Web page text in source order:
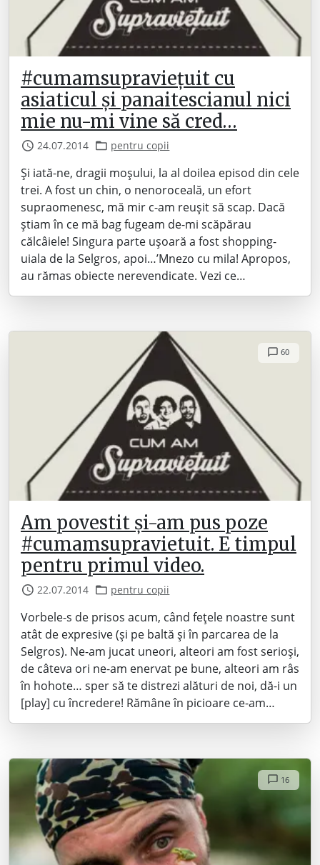
#cumamsupraviețuit cu
asiaticul și panaitescianul nici
mie nu-mi vine să cred…
24.07.2014 pentru copii
Și iată-ne, dragii moșului, la al doilea episod din cele
trei. A fost un chin, o nenoroceală, un efort
supraomenesc, mă mir c-am reușit să scap. Dacă
știam în ce mă bag fugeam de-mi scăpărau
călcâiele! Singura parte ușoară a fost shopping-
uiala de la Selgros, apoi…’Mnezo cu mila! Apropos,
au rămas obiecte nerevendicate. Vezi ce…
60
Am povestit și-am pus poze
#cumamsupravietuit. E timpul
pentru primul video.
22.07.2014 pentru copii
Vorbele-s de prisos acum, când fețele noastre sunt
atât de expresive (și pe baltă și în parcarea de la
Selgros). Ne-am jucat uneori, alteori am fost serioși,
de câteva ori ne-am enervat pe bune, alteori am râs
în hohote… sper să te distrezi alături de noi, dă-i un
[play] cu încredere! Rămâne în picioare ce-am…
16